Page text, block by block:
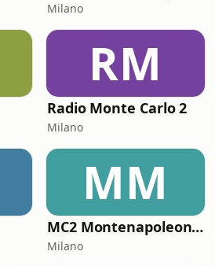
Milano
RM
Radio Monte Carlo 2
Milano
MM
MC2 Montenapoleone Channel
Milano